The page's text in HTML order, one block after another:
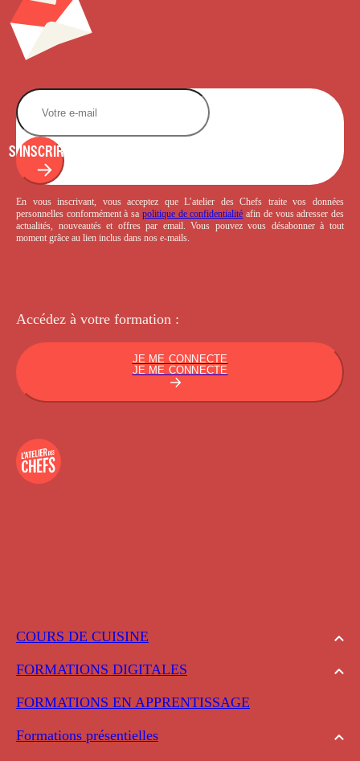
COURS DE CUISINE
FORMATIONS DIGITALES
FORMATIONS EN APPRENTISSAGE
Formations présentielles
S'INSCRIRE
En vous inscrivant, vous acceptez que L’atelier des Chefs traite vos données
personnelles conformément à sa politique de confidentialité afin de vous adresser des
actualités, nouveautés et offres par email. Vous pouvez vous désabonner à tout
moment grâce au lien inclus dans nos e-mails.
Accédez à votre formation :
JE ME CONNECTE
JE ME CONNECTE